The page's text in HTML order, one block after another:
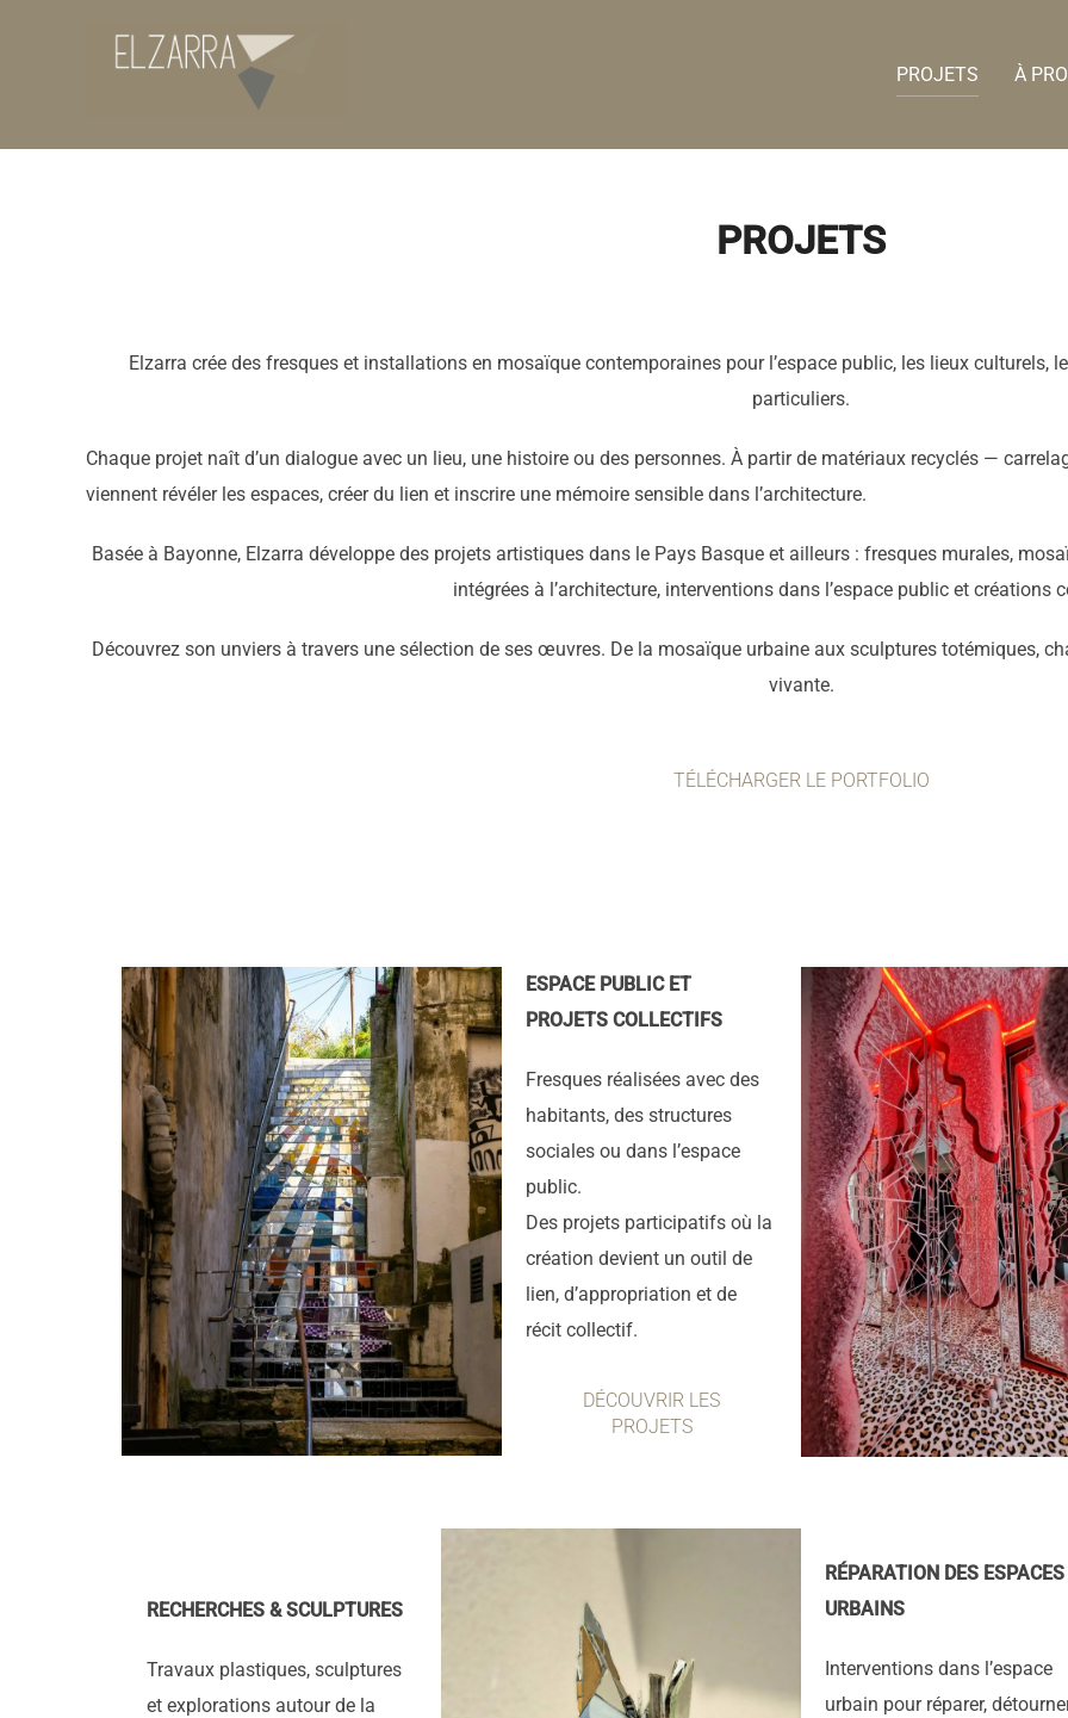
PROJETS À
PROJETS
Elzarra crée des fresques et installations en mosaïque contemporaines pour l’espace public, les lieux culturels,
particuliers.
Chaque projet naît d’un dialogue avec un lieu, une histoire ou des personnes. À partir de matériaux recyclés —
viennent révéler les espaces, créer du lien et inscrire une mémoire sensible dans l’architecture.
Basée à Bayonne, Elzarra développe des projets artistiques dans le Pays Basque et ailleurs : fresques murales,
intégrées à l’architecture, interventions dans l’espace public et créations
Découvrez son unviers à travers une sélection de ses œuvres. De la mosaïque urbaine aux sculptures totémiques,
vivante.
TÉLÉCHARGER LE PORTFOLIO
ESPACE PUBLIC ET
PROJETS COLLECTIFS
Fresques réalisées avec des
habitants, des structures
sociales ou dans l’espace
public.
Des projets participatifs où la
création devient un outil de
lien, d’appropriation et de
récit collectif.
DÉCOUVRIR LES
PROJETS
RECHERCHES & SCULPTURES
Travaux plastiques, sculptures
et explorations autour de la
RÉPARATION DES ESPACES
URBAINS
Interventions dans l’espace
urbain pour réparer,